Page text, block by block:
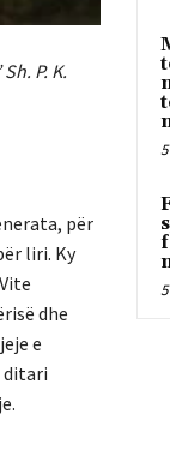
P. K.
për
liri. Ky
dhe
e
ditari